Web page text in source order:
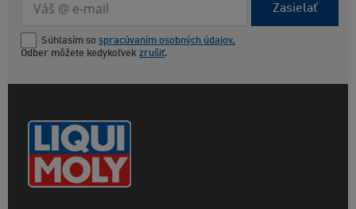
Zasielať
Súhlasím so spracúvaním osobných údajov.
Odber môžete kedykoľvek zrušiť.